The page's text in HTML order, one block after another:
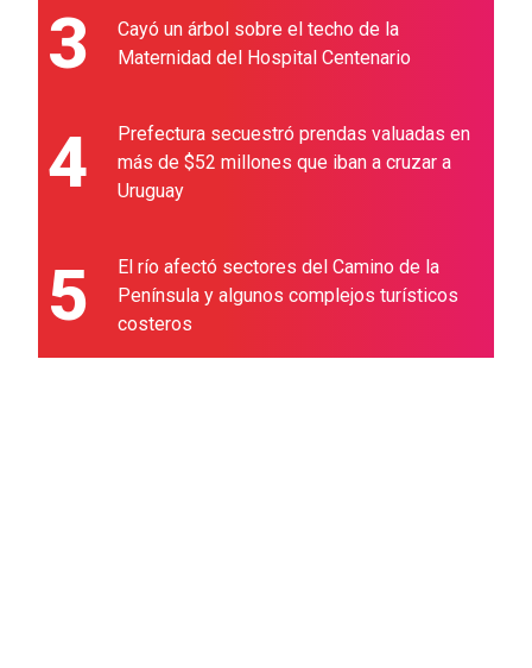
3
Cayó un árbol sobre el techo de la
Maternidad del Hospital Centenario
4
Prefectura secuestró prendas valuadas en
más de $52 millones que iban a cruzar a
Uruguay
5
El río afectó sectores del Camino de la
Península y algunos complejos turísticos
costeros